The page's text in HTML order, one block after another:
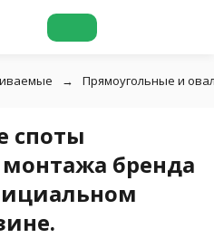
Прямоугольные и
споты
бренда